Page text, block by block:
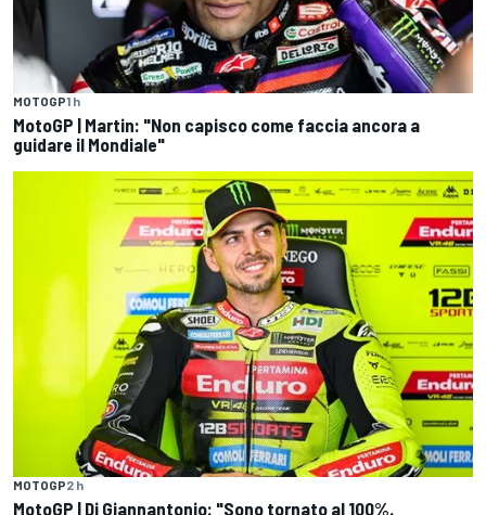
MOTOGP1 h
MotoGP | Martin: "Non capisco come faccia ancora a
guidare il Mondiale"
MOTOGP2 h
MotoGP | Di Giannantonio: "Sono tornato al 100%.